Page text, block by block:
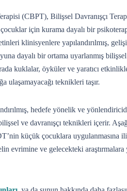
(CBPT), Bilişsel Davranışçı
için kurama dayalı bir
klinisyenlere yapılandırılmış,
dayalı bir ortama uyarlanmış
kuklalar, öyküler ve yaratıcı
ulaşamayacağı teknikleri taşır.
hedefe yönelik ve
ve davranışçı teknikleri içerir.
küçük çocuklara uygulanmasına
evrimine ve gelecekteki